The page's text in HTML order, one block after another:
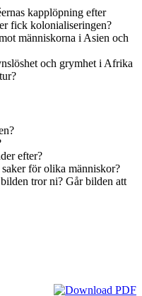
kapplöpning efter
fick kolonialiseringen?
människorna i Asien och
och grymhet i Afrika
efter?
för olika människor?
tror ni? Går bilden att